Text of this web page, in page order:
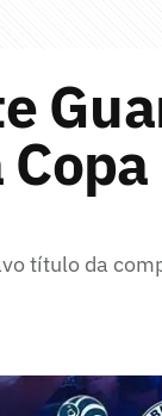
título da